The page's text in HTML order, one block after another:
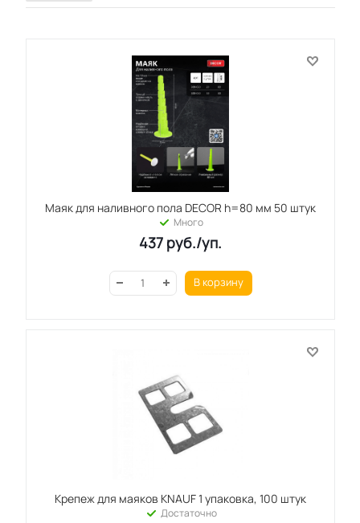
Маяк для наливного пола DECOR h=80 мм 50 штук
Много
437 руб./уп.
В корзину
Крепеж для маяков KNAUF 1 упаковка, 100 штук
Достаточно